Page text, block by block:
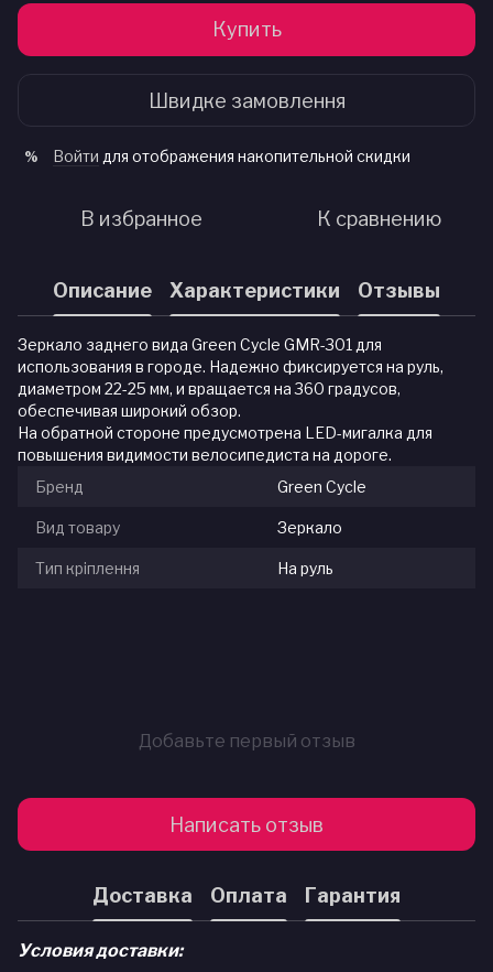
Купить
Швидке замовлення
% Войти для отображения накопительной скидки
В избранное К сравнению
Описание Характеристики Отзывы
Зеркало заднего вида Green Cycle GMR-301 для
использования в городе. Надежно фиксируется на руль,
диаметром 22-25 мм, и вращается на 360 градусов,
обеспечивая широкий обзор.
На обратной стороне предусмотрена LED-мигалка для
повышения видимости велосипедиста на дороге.
Бренд
Green Cycle
Вид товару Зеркало
Тип кріплення На руль
Добавьте первый отзыв
Написать отзыв
Доставка Оплата Гарантия
Условия доставки: